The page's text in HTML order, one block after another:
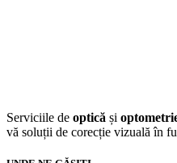
Serviciile de optică și
vă soluții de corecție vizuală în